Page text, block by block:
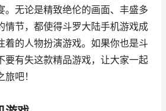
。无论是精致绝伦的画面、丰盛多
情节，都使得斗罗大陆手机游戏成
着的人物扮演游戏。如果你也是斗
要有失这款精品游戏，让大家一起
吧！